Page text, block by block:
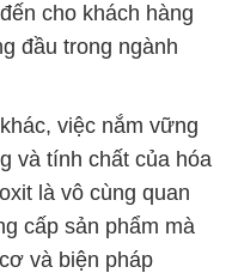
cho khách hàng
đầu trong ngành
việc nắm vững
và tính chất của hóa
là vô cùng quan
cấp sản phẩm mà
và biện pháp